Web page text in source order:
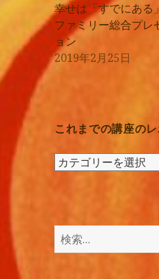
幸せは「すでにある
ファミリー総合プレ
ョン
2019年2月25日
これまでの講座の
こ
の
講
検
索: